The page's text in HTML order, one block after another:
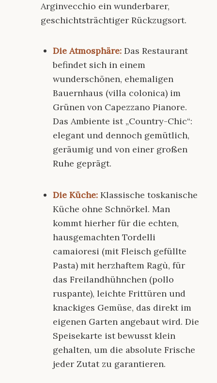
Arginvecchio ein wunderbarer,
geschichtsträchtiger Rückzugsort.
Die Atmosphäre:Das Restaurant
befindet sich in einem
wunderschönen, ehemaligen
Bauernhaus (villa colonica) im
Grünen von Capezzano Pianore.
Das Ambiente ist „Country-Chic“:
elegant und dennoch gemütlich,
geräumig und von einer großen
Ruhe geprägt.
Die Küche:Klassische toskanische
Küche ohne Schnörkel. Man
kommt hierher für die echten,
hausgemachten Tordelli
camaioresi (mit Fleisch gefüllte
Pasta) mit herzhaftem Ragù, für
das Freilandhühnchen (pollo
ruspante), leichte Frittüren und
knackiges Gemüse, das direkt im
eigenen Garten angebaut wird. Die
Speisekarte ist bewusst klein
gehalten, um die absolute Frische
jeder Zutat zu garantieren.